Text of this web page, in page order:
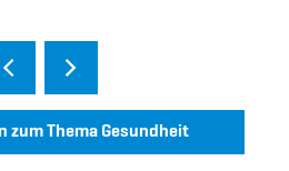
zum Thema Gesundheit